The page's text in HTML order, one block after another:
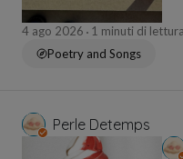
4 ago 2026
1 minuti di lettura
Poetry and Songs
Perle Detemps